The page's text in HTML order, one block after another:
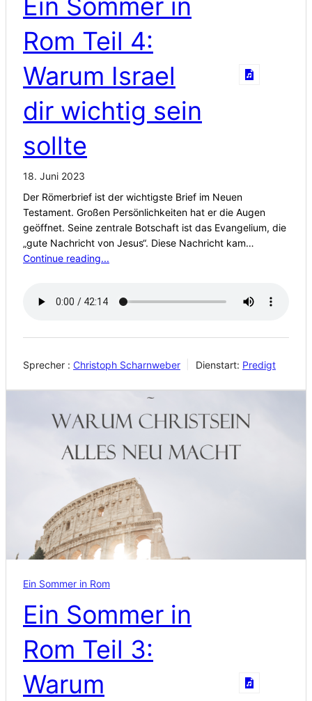
Ein Sommer in
Rom Teil 4:
Warum Israel
dir wichtig sein
sollte
18. Juni 2023
Der Römerbrief ist der wichtigste Brief im Neuen
Testament. Großen Persönlichkeiten hat er die Augen
geöffnet. Seine zentrale Botschaft ist das Evangelium, die
„gute Nachricht von Jesus“. Diese Nachricht kam…
Continue reading...
Sprecher : Christoph Scharnweber Dienstart: Predigt
Ein Sommer in Rom
Ein Sommer in
Rom Teil 3:
Warum